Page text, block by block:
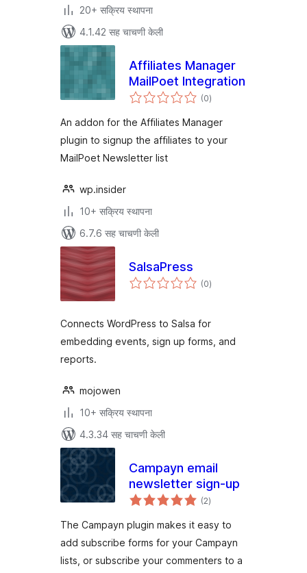
20+ सक्रिय स्थापना
4.1.42 सह चाचणी केली
Affiliates Manager
MailPoet Integration
(0एकूण
मूल्यांकन
)
An addon for the Affiliates Manager
plugin to signup the affiliates to your
MailPoet Newsletter list
wp.insider
10+ सक्रिय स्थापना
6.7.6 सह चाचणी केली
SalsaPress
(0एकूण
मूल्यांकन
)
Connects WordPress to Salsa for
embedding events, sign up forms, and
reports.
mojowen
10+ सक्रिय स्थापना
4.3.34 सह चाचणी केली
Campayn email
newsletter sign-up
(2एकूण
मूल्यांकन
)
The Campayn plugin makes it easy to
add subscribe forms for your Campayn
lists, or subscribe your commenters to a